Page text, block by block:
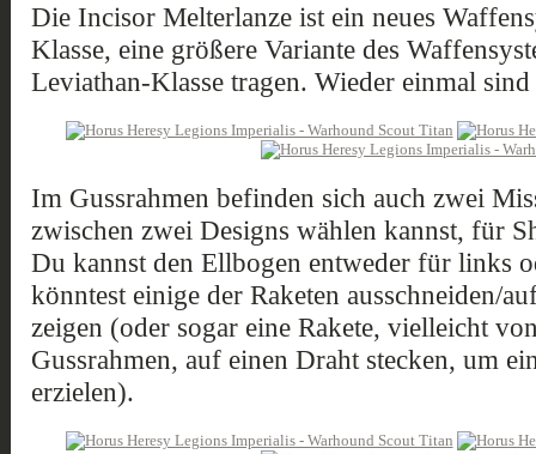
Die Incisor Melterlanze ist ein neues
Klasse, eine größere Variante des
Leviathan-Klasse tragen. Wieder einmal
Im Gussrahmen befinden sich auch zwei
zwischen zwei Designs wählen kannst, für
Du kannst den Ellbogen entweder für links
könntest einige der Raketen ausschneiden/
zeigen (oder sogar eine Rakete, vielleicht
Gussrahmen, auf einen Draht stecken, um
erzielen).